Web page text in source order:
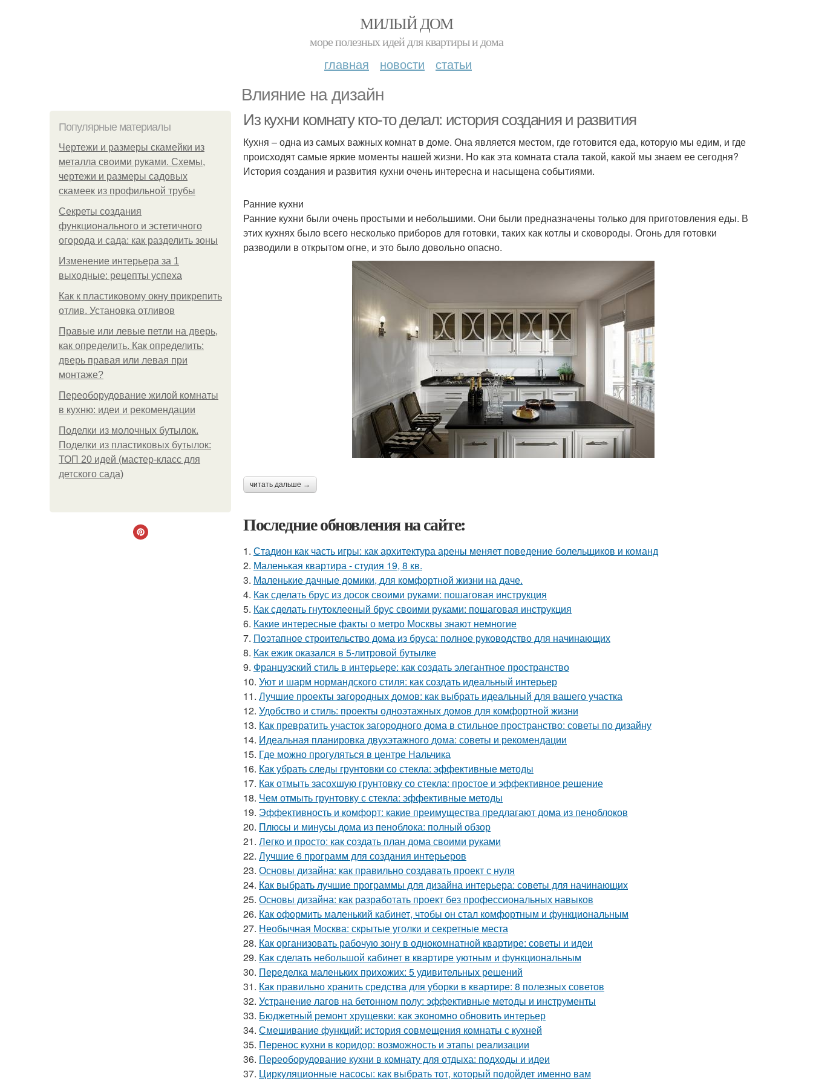
МИЛЫЙ ДОМ
море полезных идей для квартиры и дома
главная новости статьи
Влияние на дизайн
Популярные материалы
Чертежи и размеры скамейки из
металла своими руками. Схемы,
чертежи и размеры садовых
скамеек из профильной трубы
Секреты создания
функционального и эстетичного
огорода и сада: как разделить зоны
Изменение интерьера за 1
выходные: рецепты успеха
Как к пластиковому окну прикрепить
отлив. Установка отливов
Правые или левые петли на дверь,
как определить. Как определить:
дверь правая или левая при
монтаже?
Переоборудование жилой комнаты
в кухню: идеи и рекомендации
Поделки из молочных бутылок.
Поделки из пластиковых бутылок:
ТОП 20 идей (мастер-класс для
детского сада)
Из кухни комнату кто-то делал: история создания и развития
Кухня – одна из самых важных комнат в доме. Она является местом, где готовится еда, которую мы едим, и где
происходят самые яркие моменты нашей жизни. Но как эта комната стала такой, какой мы знаем ее сегодня?
История создания и развития кухни очень интересна и насыщена событиями.
Ранние кухни
Ранние кухни были очень простыми и небольшими. Они были предназначены только для приготовления еды. В
этих кухнях было всего несколько приборов для готовки, таких как котлы и сковороды. Огонь для готовки
разводили в открытом огне, и это было довольно опасно.
читать дальше →
Последние обновления на сайте:
1. Стадион как часть игры: как архитектура арены меняет поведение болельщиков и команд
2. Маленькая квартира - студия 19, 8 кв.
3. Маленькие дачные домики, для комфортной жизни на даче.
4. Как сделать брус из досок своими руками: пошаговая инструкция
5. Как сделать гнутоклееный брус своими руками: пошаговая инструкция
6. Какие интересные факты о метро Москвы знают немногие
7. Поэтапное строительство дома из бруса: полное руководство для начинающих
8. Как ежик оказался в 5-литровой бутылке
9. Французский стиль в интерьере: как создать элегантное пространство
10. Уют и шарм нормандского стиля: как создать идеальный интерьер
11. Лучшие проекты загородных домов: как выбрать идеальный для вашего участка
12. Удобство и стиль: проекты одноэтажных домов для комфортной жизни
13. Как превратить участок загородного дома в стильное пространство: советы по дизайну
14. Идеальная планировка двухэтажного дома: советы и рекомендации
15. Где можно прогуляться в центре Нальчика
16. Как убрать следы грунтовки со стекла: эффективные методы
17. Как отмыть засохшую грунтовку со стекла: простое и эффективное решение
18. Чем отмыть грунтовку с стекла: эффективные методы
19. Эффективность и комфорт: какие преимущества предлагают дома из пеноблоков
20. Плюсы и минусы дома из пеноблока: полный обзор
21. Легко и просто: как создать план дома своими руками
22. Лучшие 6 программ для создания интерьеров
23. Основы дизайна: как правильно создавать проект с нуля
24. Как выбрать лучшие программы для дизайна интерьера: советы для начинающих
25. Основы дизайна: как разработать проект без профессиональных навыков
26. Как оформить маленький кабинет, чтобы он стал комфортным и функциональным
27. Необычная Москва: скрытые уголки и секретные места
28. Как организовать рабочую зону в однокомнатной квартире: советы и идеи
29. Как сделать небольшой кабинет в квартире уютным и функциональным
30. Переделка маленьких прихожих: 5 удивительных решений
31. Как правильно хранить средства для уборки в квартире: 8 полезных советов
32. Устранение лагов на бетонном полу: эффективные методы и инструменты
33. Бюджетный ремонт хрущевки: как экономно обновить интерьер
34. Смешивание функций: история совмещения комнаты с кухней
35. Перенос кухни в коридор: возможность и этапы реализации
36. Переоборудование кухни в комнату для отдыха: подходы и идеи
37. Циркуляционные насосы: как выбрать тот, который подойдет именно вам